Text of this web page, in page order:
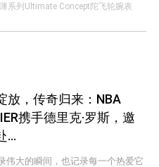
系列Ultimate Concept陀飞轮腕表
放，传奇归来：NBA
携手德里克·罗斯，邀
...
伟大的瞬间，也记录每一个热爱它